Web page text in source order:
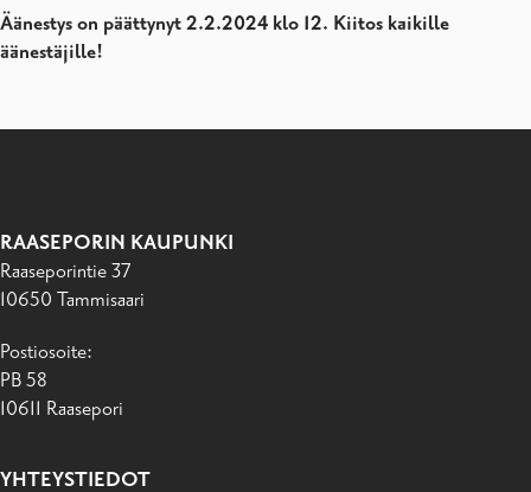
Äänestys on päättynyt 2.2.2024 klo 12. Kiitos kaikille
äänestäjille!
RAASEPORIN KAUPUNKI
Raaseporintie 37
10650 Tammisaari
Postiosoite:
PB 58
10611 Raasepori
YHTEYSTIEDOT